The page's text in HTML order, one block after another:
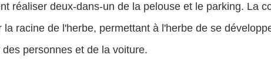
réaliser deux-dans-un de la pelouse et le parking. La
racine de l'herbe, permettant à l'herbe de se
personnes et de la voiture.